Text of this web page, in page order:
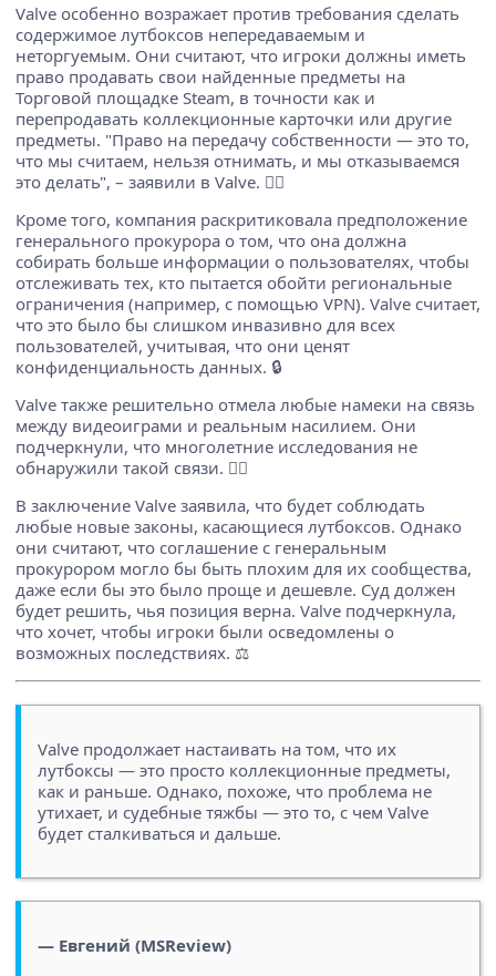
Valve особенно возражает против требования сделать
содержимое лутбоксов непередаваемым и
неторгуемым. Они считают, что игроки должны иметь
право продавать свои найденные предметы на
Торговой площадке Steam, в точности как и
перепродавать коллекционные карточки или другие
предметы. "Право на передачу собственности — это то,
что мы считаем, нельзя отнимать, и мы отказываемся
это делать", – заявили в Valve. 🙅‍♂️
Кроме того, компания раскритиковала предположение
генерального прокурора о том, что она должна
собирать больше информации о пользователях, чтобы
отслеживать тех, кто пытается обойти региональные
ограничения (например, с помощью VPN). Valve считает,
что это было бы слишком инвазивно для всех
пользователей, учитывая, что они ценят
конфиденциальность данных. 🔒
Valve также решительно отмела любые намеки на связь
между видеоиграми и реальным насилием. Они
подчеркнули, что многолетние исследования не
обнаружили такой связи. 🙅‍♀️
В заключение Valve заявила, что будет соблюдать
любые новые законы, касающиеся лутбоксов. Однако
они считают, что соглашение с генеральным
прокурором могло бы быть плохим для их сообщества,
даже если бы это было проще и дешевле. Суд должен
будет решить, чья позиция верна. Valve подчеркнула,
что хочет, чтобы игроки были осведомлены о
возможных последствиях. ⚖️
Valve продолжает настаивать на том, что их
лутбоксы — это просто коллекционные предметы,
как и раньше. Однако, похоже, что проблема не
утихает, и судебные тяжбы — это то, с чем Valve
будет сталкиваться и дальше.
— Евгений (MSReview)